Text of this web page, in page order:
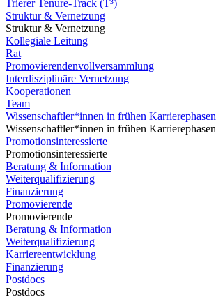
Trierer Tenure-Track (T³)
Struktur & Vernetzung
Struktur & Vernetzung
Kollegiale Leitung
Rat
Promovierendenvollversammlung
Interdisziplinäre Vernetzung
Kooperationen
Team
Wissenschaftler*innen in frühen Karrierephasen
Wissenschaftler*innen in frühen Karrierephasen
Promotionsinteressierte
Promotionsinteressierte
Beratung & Information
Weiterqualifizierung
Finanzierung
Promovierende
Promovierende
Beratung & Information
Weiterqualifizierung
Karriereentwicklung
Finanzierung
Postdocs
Postdocs